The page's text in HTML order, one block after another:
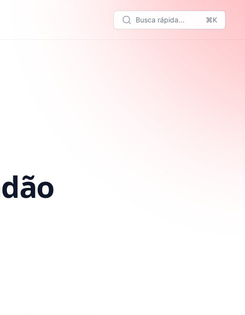
Busca rápida... ⌘K